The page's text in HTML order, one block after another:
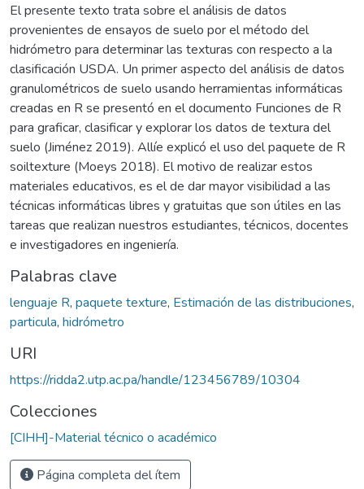
El presente texto trata sobre el análisis de datos
provenientes de ensayos de suelo por el método del
hidrómetro para determinar las texturas con respecto a la
clasificación USDA. Un primer aspecto del análisis de datos
granulométricos de suelo usando herramientas informáticas
creadas en R se presentó en el documento Funciones de R
para graficar, clasificar y explorar los datos de textura del
suelo (Jiménez 2019). Allíe explicó el uso del paquete de R
soiltexture (Moeys 2018). El motivo de realizar estos
materiales educativos, es el de dar mayor visibilidad a las
técnicas informáticas libres y gratuitas que son útiles en las
tareas que realizan nuestros estudiantes, técnicos, docentes
e investigadores en ingeniería.
Palabras clave
lenguaje R, paquete texture, Estimación de las distribuciones,
particula, hidrómetro
URI
https://ridda2.utp.ac.pa/handle/123456789/10304
Colecciones
[CIHH]-Material técnico o académico
Página completa del ítem